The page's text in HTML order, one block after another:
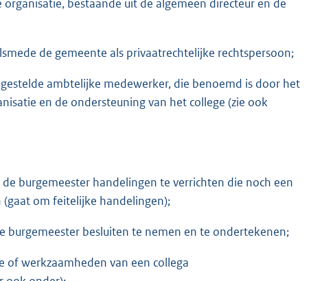
bestaande uit de algemeen directeur en de
de gemeente als privaatrechtelijke rechtspersoon;
ambtelijke medewerker, die benoemd is door het
en de ondersteuning van het college (zie ook
burgemeester handelingen te verrichten die noch een
om feitelijke handelingen);
besluiten te nemen en te ondertekenen;
werkzaamheden van een collega